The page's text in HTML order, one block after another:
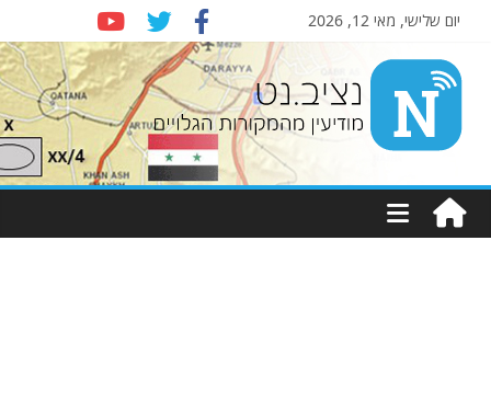
יום שלישי, מאי 12, 2026
Nziv.net
מודיעין
מהמקורות